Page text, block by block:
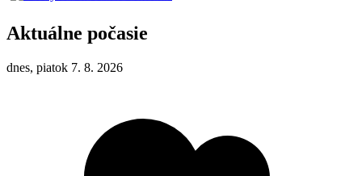
Aktuálne počasie
dnes, piatok 7. 8. 2026